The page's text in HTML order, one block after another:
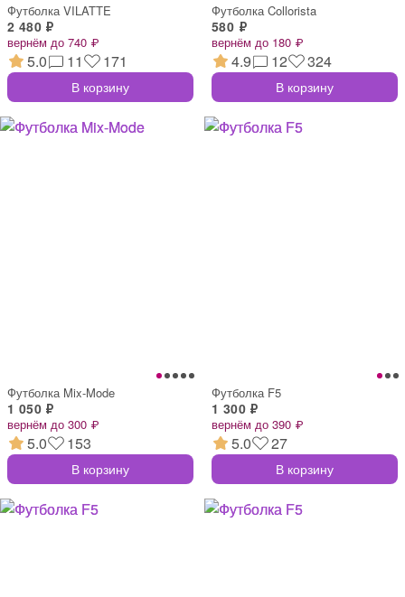
Футболка VILATTE
2 480 ₽
вернём до 740 ₽
5.0 11 171
В корзину
Футболка Collorista
580 ₽
вернём до 180 ₽
4.9 12 324
В корзину
Футболка Mix-Mode
1 050 ₽
вернём до 300 ₽
5.0 153
В корзину
Футболка F5
1 300 ₽
вернём до 390 ₽
5.0 27
В корзину